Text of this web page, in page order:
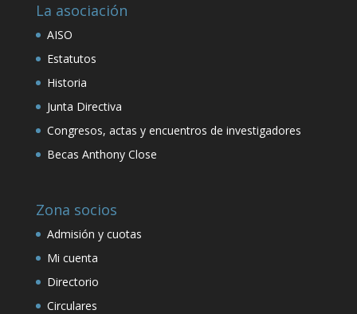
La asociación
AISO
Estatutos
Historia
Junta Directiva
Congresos, actas y encuentros de investigadores
Becas Anthony Close
Zona socios
Admisión y cuotas
Mi cuenta
Directorio
Circulares